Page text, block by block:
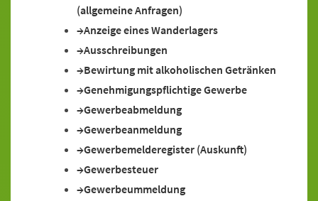
(allgemeine Anfragen)
Anzeige eines Wanderlagers
Ausschreibungen
Bewirtung mit alkoholischen Getränken
Genehmigungspflichtige Gewerbe
Gewerbeabmeldung
Gewerbeanmeldung
Gewerbemelderegister (Auskunft)
Gewerbesteuer
Gewerbeummeldung